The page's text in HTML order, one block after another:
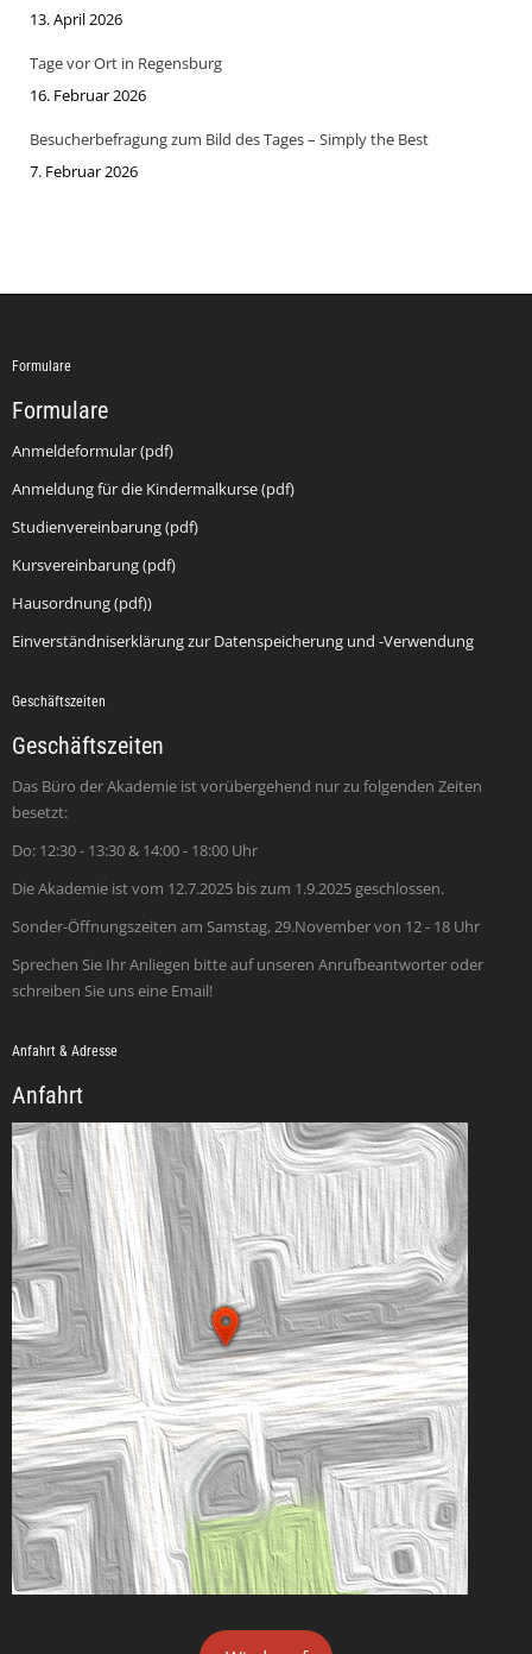
13. April 2026
Tage vor Ort in Regensburg
16. Februar 2026
Besucherbefragung zum Bild des Tages – Simply the Best
7. Februar 2026
Formulare
Formulare
Anmeldeformular (pdf)
Anmeldung für die Kindermalkurse (pdf)
Studienvereinbarung (pdf)
Kursvereinbarung (pdf)
Hausordnung (pdf))
Einverständniserklärung zur Datenspeicherung und -Verwendung
Geschäftszeiten
Geschäftszeiten
Das Büro der Akademie ist vorübergehend nur zu folgenden Zeiten
besetzt:
Do: 12:30 - 13:30 & 14:00 - 18:00 Uhr
Die Akademie ist vom 12.7.2025 bis zum 1.9.2025 geschlossen.
Sonder-Öffnungszeiten am Samstag, 29.November von 12 - 18 Uhr
Sprechen Sie Ihr Anliegen bitte auf unseren Anrufbeantworter oder
schreiben Sie uns eine Email!
Anfahrt & Adresse
Anfahrt